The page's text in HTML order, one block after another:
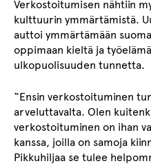
Verkostoitumisen nähtiin
kulttuurin ymmärtämistä.
auttoi ymmärtämään
oppimaan kieltä ja
ulkopuolisuuden tunnetta.
“Ensin verkostoituminen
arveluttavalta. Olen
verkostoituminen on ihan
kanssa, joilla on samoja
Pikkuhiljaa se tulee